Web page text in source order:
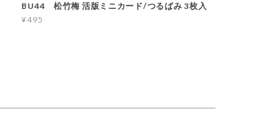
BU44 松竹梅 活版ミニカード/つるばみ 3枚入
¥495